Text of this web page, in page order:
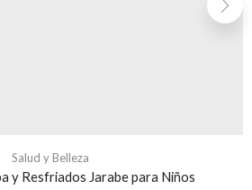
Salud y Belleza
y Resfriados Jarabe para Niños